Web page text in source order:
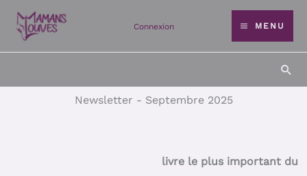
Skip
content
Connexion MENU
Newsletter - Septembre 2025
livre le plus important du